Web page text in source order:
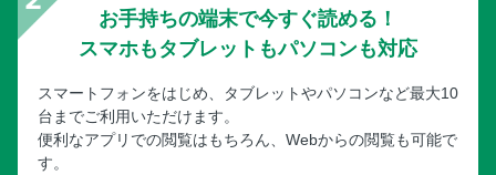
お手持ちの端末で今すぐ読める！
スマホもタブレットもパソコンも対応
スマートフォンをはじめ、タブレットやパソコンなど最大10
台までご利用いただけます。
便利なアプリでの閲覧はもちろん、Webからの閲覧も可能で
す。